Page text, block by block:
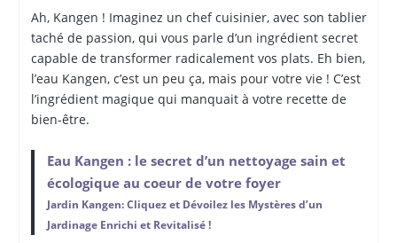
Ah, Kangen ! Imaginez un chef cuisinier, avec son tablier
taché de passion, qui vous parle d’un ingrédient secret
capable de transformer radicalement vos plats. Eh bien,
l’eau Kangen, c’est un peu ça, mais pour votre vie ! C’est
l’ingrédient magique qui manquait à votre recette de
bien-être.
Eau Kangen : le secret d’un nettoyage sain et
écologique au coeur de votre foyer
Jardin Kangen: Cliquez et Dévoilez les Mystères d’un
Jardinage Enrichi et Revitalisé !